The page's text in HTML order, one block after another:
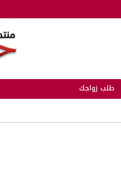
طلب زواجك